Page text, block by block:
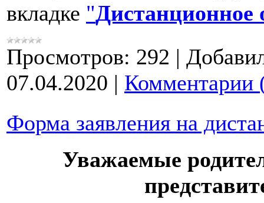
вкладке "Дистанционное
Просмотров: 292 |
07.04.2020 | Комментарии
Форма заявления на
Уважаемые